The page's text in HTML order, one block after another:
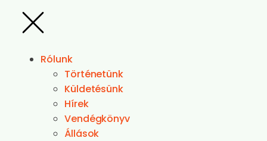
Rólunk
Történetünk
Küldetésünk
Hírek
Vendégkönyv
Állások